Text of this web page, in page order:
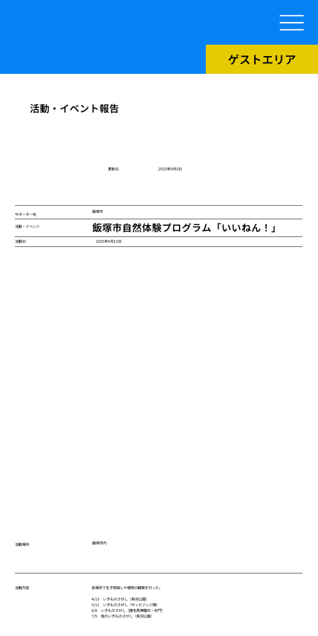
ゲストエリア
活動・イベント報告
​更新日 2025年9月3日
サポーター名 飯塚市
活動・イベント 飯塚市自然体験プログラム「いいねん！」
活動日 2025年4月13日
活動場所 飯塚市内
活動内容
各場所で生き物探しや植物の観察を行った。
4/13 いきものさがし（鳥羽公園）
5/11 いきものさがし（サンビジッジ茜）
6/8 いきものさがし（鹿毛馬神籠石・水門）
7/5 夜のいきものさがし（鳥羽公園）